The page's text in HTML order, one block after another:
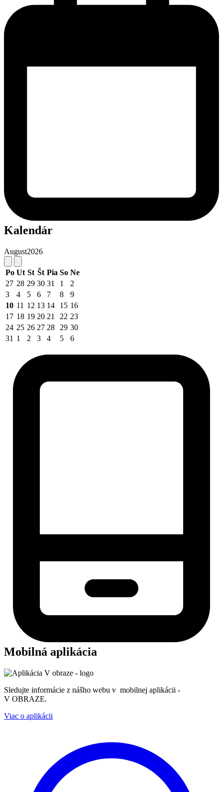
Kalendár
August2026
Po Ut St Št Pia So Ne
27 28 29 30 31 1
2
3
4 5 6 7 8
9
10 11 12 13 14 15 16
17 18 19 20 21 22 23
24 25 26 27 28 29 30
31 1 2 3 4 5 6
Mobilná aplikácia
Sledujte informácie z nášho webu v mobilnej aplikácii -
V OBRAZE.
Viac o aplikácii